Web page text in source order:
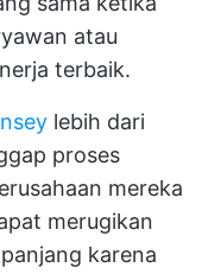
atau
terbaik.
lebih dari
proses
mereka
merugikan
karena